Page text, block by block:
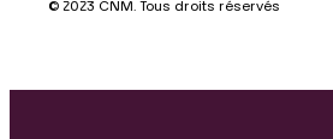
© 2023 CNM. Tous droits réservés